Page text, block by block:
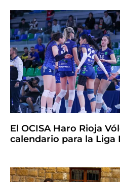
El OCISA Haro Rioja
calendario para la Liga